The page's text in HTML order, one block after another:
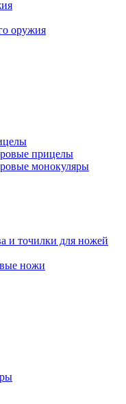
оружия
прицелы
монокуляры
и точилки для ножей
ножи